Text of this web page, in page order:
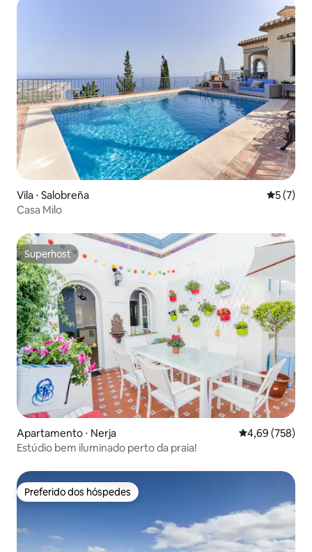
Vila ⋅ Salobreña 5 de
5 (7)
Casa Milo
Superhost
Superhost
Apartamento ⋅ Nerja 4,69 de uma
4,69 (758)
Estúdio bem iluminado perto da praia!
Preferido dos hóspedes
Preferido dos hóspedes